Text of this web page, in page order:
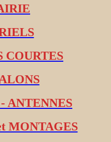
COURTES
ANTENNES
MONTAGES